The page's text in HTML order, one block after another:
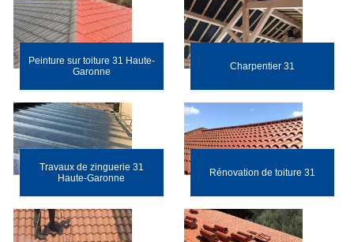
Peinture sur toiture 31 Haute-
Garonne
Charpentier 31
Travaux de zinguerie 31
Haute-Garonne
Rénovation de toiture 31